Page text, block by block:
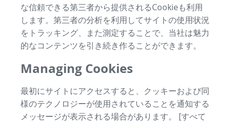
な信頼できる第三者から提供されるCookieも利用
します。第三者の分析を利用してサイトの使用状況
をトラッキング、また測定することで、当社は魅力
的なコンテンツを引き続き作ることができます。
Managing Cookies
最初にサイトにアクセスすると、クッキーおよび同
様のテクノロジーが使用されていることを通知する
メッセージが表示される場合があります。 [すべて